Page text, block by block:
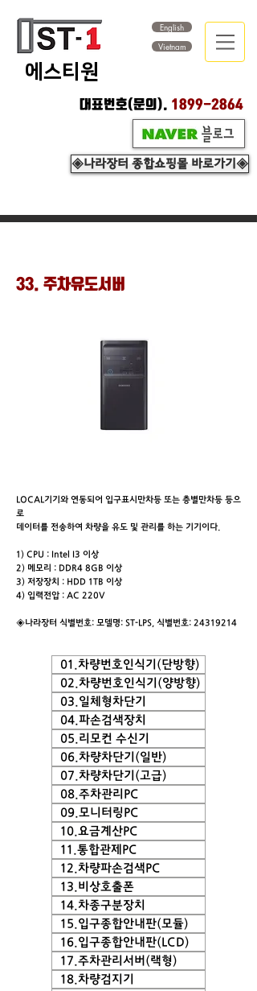
​에스티원
English
Vietnam
대표번호(문의). 1899-2864
◈나라장터 종합쇼핑몰 바로가기◈
33. 주차유도서버
LOCAL기기와 연동되어 입구표시만차등 또는 층별만차등 등으
로
데이터를 전송하여 차량을 유도 및 관리를 하는 기기이다.
1) CPU : Intel I3 이상
2) 메모리 : DDR4 8GB 이상
3) 저장장치 : HDD 1TB 이상
4) 입력전압 : AC 220V
◈나라장터 식별번호: 모델명: ST-LPS, 식별번호: 24319214
01.차량번호인식기(단방향)
02.차량번호인식기(양방향)
03.일체형차단기
04.파손검색장치
05.리모컨 수신기
06.차량차단기(일반)
07.차량차단기(고급)
08.주차관리PC
09.모니터링PC
10.요금계산PC
11.통합관제PC
12.차량파손검색PC
13.비상호출폰
14.차종구분장치
15.입구종합안내판(모듈)
16.입구종합안내판(LCD)
17.주차관리서버(랙형)
18.차량검지기